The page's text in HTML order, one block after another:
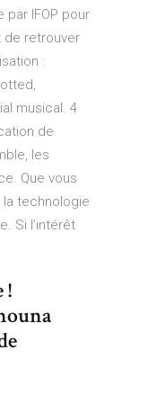
IFOP pour
de retrouver
:
musical. 4
de
les
Que vous
technologie
Si l’intérêt
!